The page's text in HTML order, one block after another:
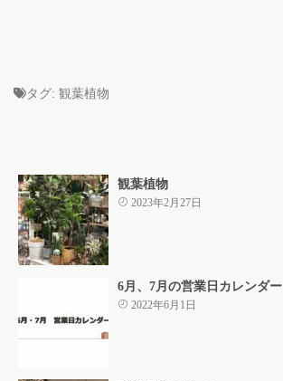
タグ: 観葉植物
観葉植物
2023年2月27日
6月、7月の営業日カレンダー
2022年6月1日